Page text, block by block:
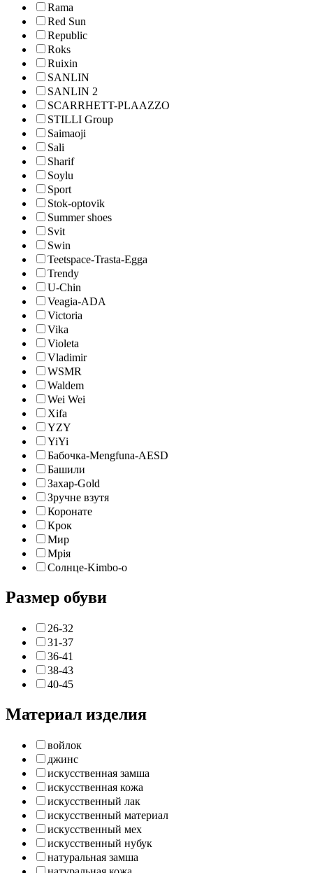
Rama
Red Sun
Republic
Roks
Ruixin
SANLIN
SANLIN 2
SCARRHETT-PLAAZZO
STILLI Group
Saimaoji
Sali
Sharif
Soylu
Sport
Stok-optovik
Summer shoes
Svit
Swin
Teetspace-Trasta-Egga
Trendy
U-Chin
Veagia-ADA
Victoria
Vika
Violeta
Vladimir
WSMR
Waldem
Wei Wei
Xifa
YZY
YiYi
Бабочка-Mengfuna-AESD
Башили
Захар-Gold
Зручне взутя
Коронате
Крок
Мир
Мрія
Солнце-Kimbo-o
Размер обуви
26-32
31-37
36-41
38-43
40-45
Материал изделия
войлок
джинс
искусственная замша
искусственная кожа
искусственный лак
искусственный материал
искусственный мех
искусственный нубук
натуральная замша